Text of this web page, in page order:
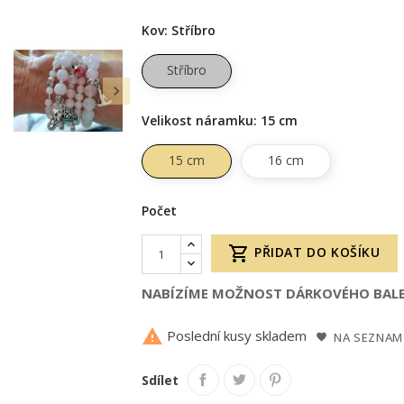

Kov: Stříbro
Stříbro
Velikost náramku: 15 cm
15 cm 16 cm
Počet
 PŘIDAT DO KOŠÍKU
NABÍZÍME MOŽNOST DÁRKOVÉHO
 Poslední kusy skladem NA
Sdílet